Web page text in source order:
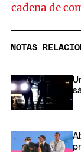
cadena de
NOTAS